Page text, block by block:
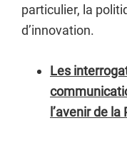
particulier, la
d’innovation.
Les
l’avenir de la